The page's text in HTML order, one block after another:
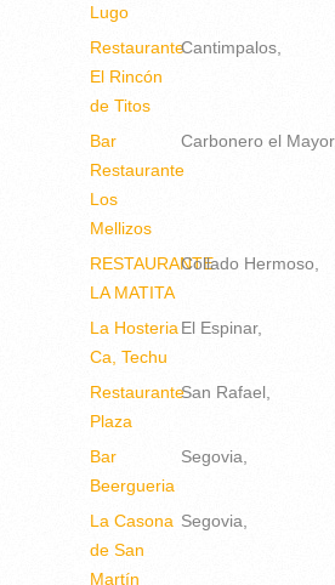
Lugo
Restaurante
El Rincón
de Titos
Cantimpalos
Bar
Restaurante
Los
Mellizos
Carbonero el Mayor
RESTAURANTE
LA MATITA
Collado Hermoso
La Hosteria
Ca, Techu
El Espinar
Restaurante
Plaza
San Rafael
Bar
Beergueria
Segovia
La Casona
de San
Martín
Segovia